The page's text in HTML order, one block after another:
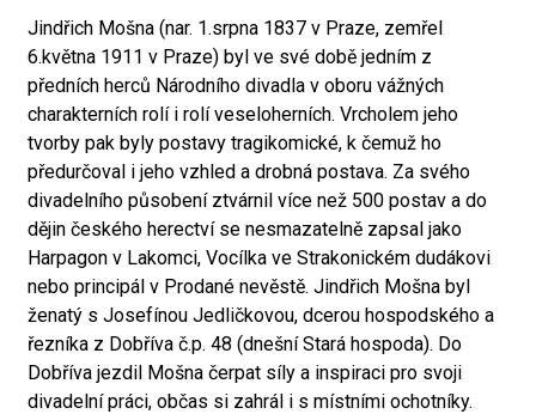
Jindřich Mošna (nar. 1.srpna 1837 v Praze, zemřel
6.května 1911 v Praze) byl ve své době jedním z
předních herců Národního divadla v oboru vážných
charakterních rolí i rolí veseloherních. Vrcholem jeho
tvorby pak byly postavy tragikomické, k čemuž ho
předurčoval i jeho vzhled a drobná postava. Za svého
divadelního působení ztvárnil více než 500 postav a do
dějin českého herectví se nesmazatelně zapsal jako
Harpagon v Lakomci, Vocílka ve Strakonickém dudákovi
nebo principál v Prodané nevěstě. Jindřich Mošna byl
ženatý s Josefínou Jedličkovou, dcerou hospodského a
řezníka z Dobříva č.p. 48 (dnešní Stará hospoda). Do
Dobříva jezdil Mošna čerpat síly a inspiraci pro svoji
divadelní práci, občas si zahrál i s místními ochotníky.